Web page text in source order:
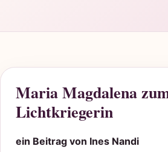
Maria Magdalena
Lichtkriegerin
ein Beitrag von Ines Nandi